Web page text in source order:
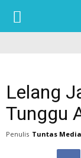
Lelang
Tunggu
Penulis Tuntas Media